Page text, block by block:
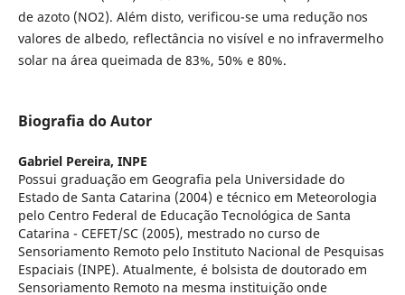
de azoto (NO2). Além disto, verificou-se uma redução nos
valores de albedo, reflectância no visível e no infravermelho
solar na área queimada de 83%, 50% e 80%.
Biografia do Autor
Gabriel Pereira, INPE
Possui graduação em Geografia pela Universidade do
Estado de Santa Catarina (2004) e técnico em Meteorologia
pelo Centro Federal de Educação Tecnológica de Santa
Catarina - CEFET/SC (2005), mestrado no curso de
Sensoriamento Remoto pelo Instituto Nacional de Pesquisas
Espaciais (INPE). Atualmente, é bolsista de doutorado em
Sensoriamento Remoto na mesma instituição onde